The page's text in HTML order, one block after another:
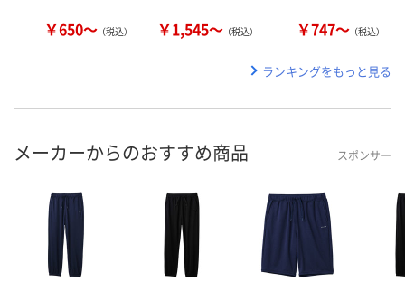
￥650～ （税込） ￥1,545～ （税込） ￥747～ （税込）
ランキングをもっと見る
メーカーからのおすすめ商品 スポンサー